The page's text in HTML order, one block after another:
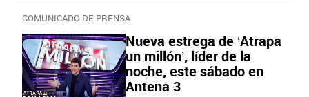
COMUNICADO DE PRENSA
Nueva estrega de ‘Atrapa
un millón’, líder de la
noche, este sábado en
Antena 3